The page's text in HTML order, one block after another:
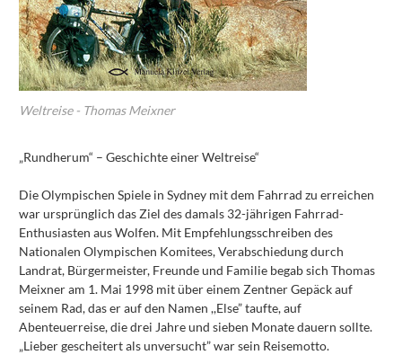
Weltreise - Thomas Meixner
„Rundherum“ – Geschichte einer Weltreise“
Die Olympischen Spiele in Sydney mit dem Fahrrad zu erreichen
war ursprünglich das Ziel des damals 32-jährigen Fahrrad-
Enthusiasten aus Wolfen. Mit Empfehlungsschreiben des
Nationalen Olympischen Komitees, Verabschiedung durch
Landrat, Bürgermeister, Freunde und Familie begab sich Thomas
Meixner am 1. Mai 1998 mit über einem Zentner Gepäck auf
seinem Rad, das er auf den Namen ,,Else” taufte, auf
Abenteuerreise, die drei Jahre und sieben Monate dauern sollte.
„Lieber gescheitert als unversucht” war sein Reisemotto.